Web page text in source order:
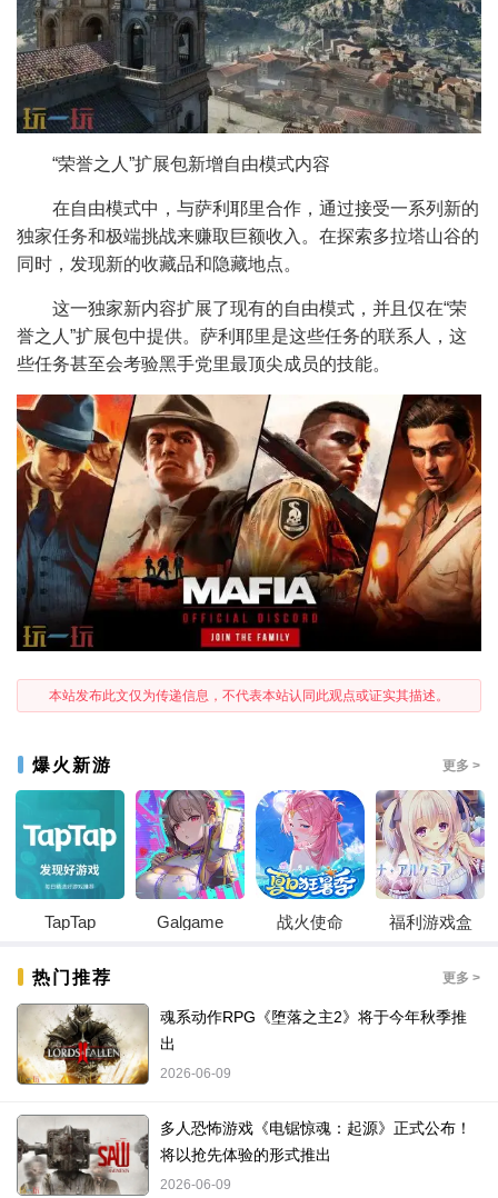
“荣誉之人”扩展包新增自由模式内容
在自由模式中，与萨利耶里合作，通过接受一系列新的
独家任务和极端挑战来赚取巨额收入。在探索多拉塔山谷的
同时，发现新的收藏品和隐藏地点。
这一独家新内容扩展了现有的自由模式，并且仅在“荣
誉之人”扩展包中提供。萨利耶里是这些任务的联系人，这
些任务甚至会考验黑手党里最顶尖成员的技能。
本站发布此文仅为传递信息，不代表本站认同此观点或证实其描述。
爆火新游 更多 >
TapTap Galgame 战火使命 福利游戏盒
热门推荐 更多 >
魂系动作RPG《堕落之主2》将于今年秋季推
出
2026-06-09
多人恐怖游戏《电锯惊魂：起源》正式公布！
将以抢先体验的形式推出
2026-06-09